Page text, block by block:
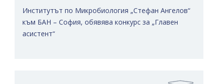
Институтът по Микробиология „Стефан Ангелов“
към БАН – София, обявява конкурс за „Главен
асистент“